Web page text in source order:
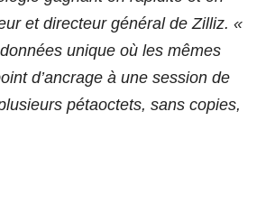
et directeur général de Zilliz. «
unique où les mêmes
d’ancrage à une session de
pétaoctets, sans copies,